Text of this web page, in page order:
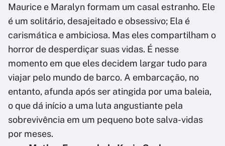
Maurice e Maralyn formam um casal estranho. Ele
é um solitário, desajeitado e obsessivo; Ela é
carismática e ambiciosa. Mas eles compartilham o
horror de desperdiçar suas vidas. É nesse
momento em que eles decidem largar tudo para
viajar pelo mundo de barco. A embarcação, no
entanto, afunda após ser atingida por uma baleia,
o que dá início a uma luta angustiante pela
sobrevivência em um pequeno bote salva-vidas
por meses.